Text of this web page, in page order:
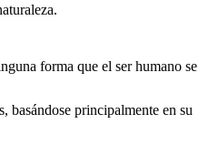
forma que el ser humano se
basándose principalmente en su